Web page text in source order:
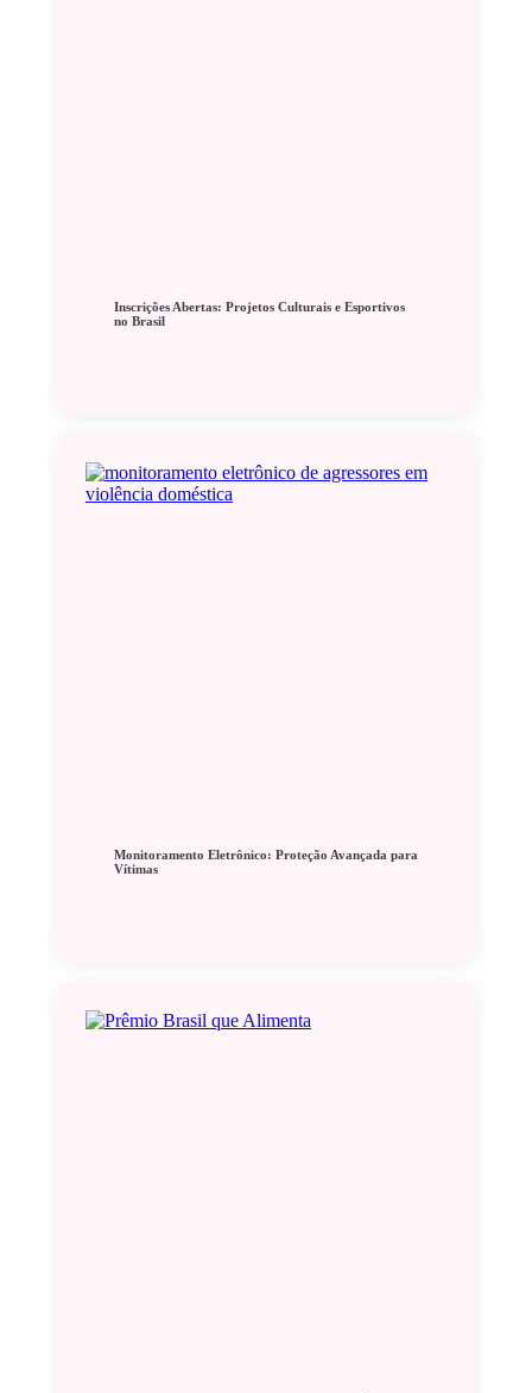
Inscrições Abertas: Projetos Culturais e Esportivos
no Brasil
Monitoramento Eletrônico: Proteção Avançada para
Vítimas